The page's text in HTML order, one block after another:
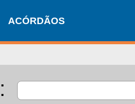
ACÓRDÃOS